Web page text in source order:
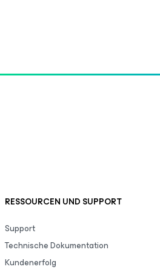
RESSOURCEN UND SUPPORT
Support
Technische Dokumentation
Kundenerfolg